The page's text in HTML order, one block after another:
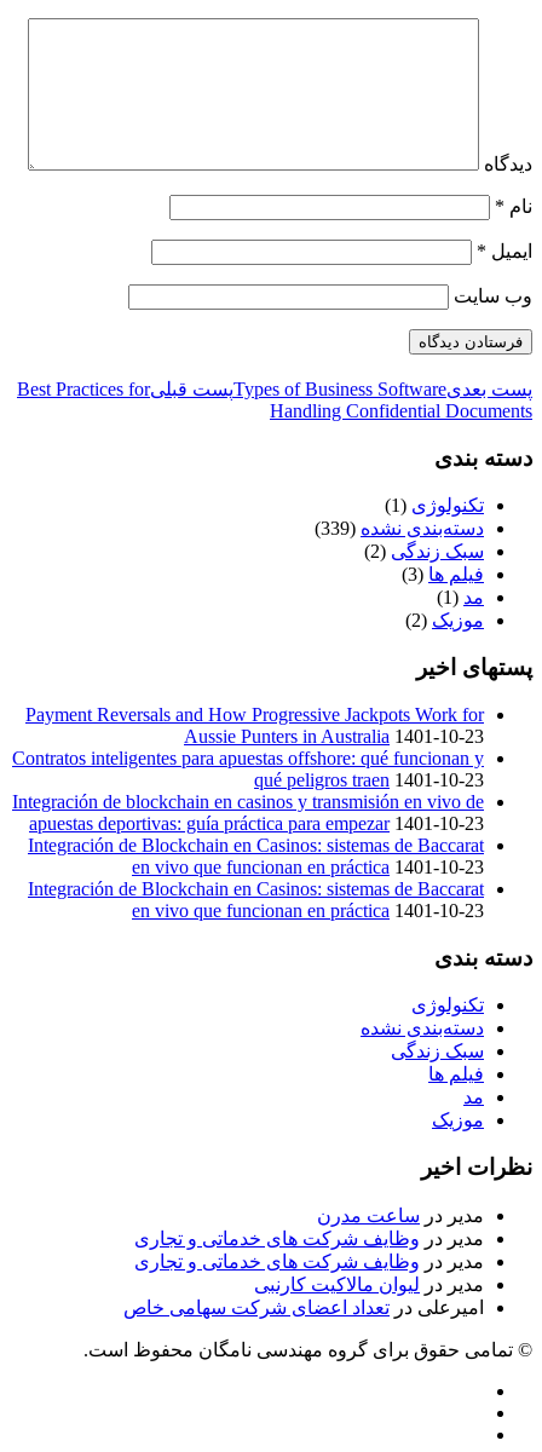
دیدگاه
نام *
ایمیل *
وب‌ سایت
پست بعدیTypes of Business Softwareپست قبلیBest Practices for
Handling Confidential Documents
دسته بندی
تکنولوژی (1)
دسته‌بندی نشده (339)
سبک زندگی (2)
فیلم ها (3)
مد (1)
موزیک (2)
پستهای اخیر
Payment Reversals and How Progressive Jackpots Work for
Aussie Punters in Australia 1401-10-23
Contratos inteligentes para apuestas offshore: qué funcionan y
qué peligros traen 1401-10-23
Integración de blockchain en casinos y transmisión en vivo de
apuestas deportivas: guía práctica para empezar 1401-10-23
Integración de Blockchain en Casinos: sistemas de Baccarat
en vivo que funcionan en práctica 1401-10-23
Integración de Blockchain en Casinos: sistemas de Baccarat
en vivo que funcionan en práctica 1401-10-23
دسته بندی
تکنولوژی
دسته‌بندی نشده
سبک زندگی
فیلم ها
مد
موزیک
نظرات اخیر
مدیر در ساعت مدرن
مدیر در وظایف شرکت های خدماتی و تجاری
مدیر در وظایف شرکت های خدماتی و تجاری
مدیر در لیوان مالاکیت کارنبی
امیرعلی در تعداد اعضای شرکت سهامی خاص
© تمامی حقوق برای گروه مهندسی نامگان محفوظ است.